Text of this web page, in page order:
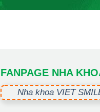
FANPAGE NHA
Nha khoa VIET